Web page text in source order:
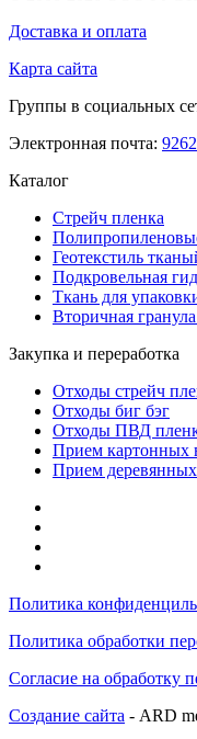
Доставка и оплата
Карта сайта
Группы в социальных
Электронная почта:
Каталог
Стрейч пленка
Геотекстиль
Подкровельная
Ткань для
Вторичная
Закупка и переработка
Отходы стрейч
Отходы биг бэг
Отходы ПВД
Прием картонных
Прием
Политика
Политика обработки
Согласие на обработку
Создание сайта - ARD